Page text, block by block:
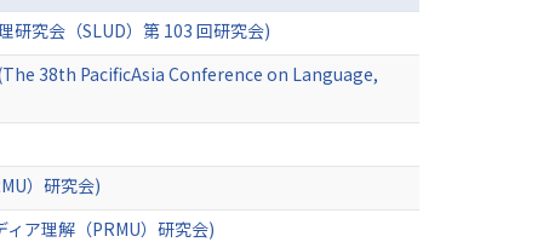
研究会（SLUD）第 103 回研究会)
38th PacificAsia Conference on Language,
）研究会)
ア理解（PRMU）研究会)